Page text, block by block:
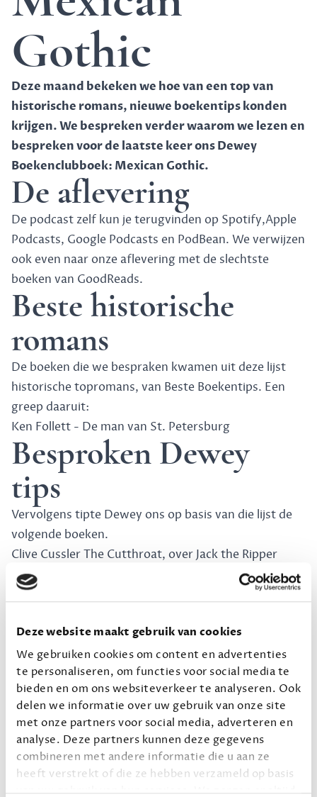
Deze website maakt gebruik van cookies
We gebruiken cookies om content en advertenties
te personaliseren, om functies voor social media te
bieden en om ons websiteverkeer te analyseren. Ook
delen we informatie over uw gebruik van onze site
met onze partners voor social media, adverteren en
analyse. Deze partners kunnen deze gegevens
combineren met andere informatie die u aan ze
heeft verstrekt of die ze hebben verzameld op basis
Gothic
Deze maand bekeken we hoe van een top van
historische romans, nieuwe boekentips konden
krijgen. We bespreken verder waarom we lezen en
bespreken voor de laatste keer ons Dewey
Boekenclubboek: Mexican Gothic.
De aflevering
De podcast zelf kun je terugvinden op Spotify,Apple
Podcasts, Google Podcasts en PodBean. We verwijzen
ook even naar onze aflevering met de slechtste
boeken van GoodReads.
Beste historische
romans
De boeken die we bespraken kwamen uit deze lijst
historische topromans, van Beste Boekentips. Een
greep daaruit:
Ken Follett - De man van St. Petersburg
Besproken Dewey
tips
Vervolgens tipte Dewey ons op basis van die lijst de
volgende boeken.
Clive Cussler The Cutthroat, over Jack the Ripper
Gayl Jones
, over een tot slaaf gemaakte in
Brazilie.
J.R. ThorpeLearwife, een 'vervolg' op Shakespeare's
King Lear vanuit het perspectief van diens weduwe.
Dewey Boekenclub
Coen en Kevin hebben hun gezamelijke boekensmaak
door Dewey gehaald om een boekentip te krijgen die
voor hen beiden past. Met deze mini-boekenclub
lazen we in vier delen Mexican Gothic.